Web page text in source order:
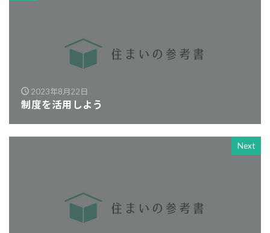
2023年8月22日
制度を活用しよう
Next